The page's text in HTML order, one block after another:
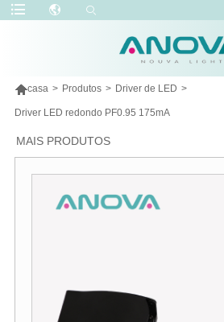
casa > Produtos > Driver de LED >
Driver LED redondo PF0.95 175mA
MAIS PRODUTOS